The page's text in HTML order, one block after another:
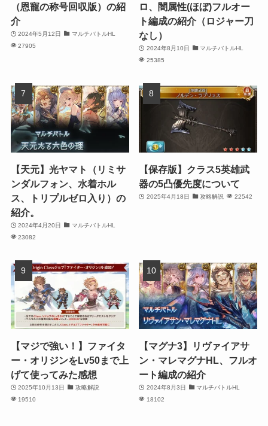
（恩寵の称号回収版）の紹
介
2024年5月12日
マルチバトルHL
27905
ロ、闇属性(ほぼ)フルオー
ト編成の紹介（ロジャー刀
なし）
2024年8月10日
マルチバトルHL
25385
【天元】光ヤマト（リミサ
ンダルフォン、水着ホル
ス、トリプルゼロ入り）の
紹介。
2024年4月20日
マルチバトルHL
23082
【保存版】クラス5英雄武
器の5凸優先度について
2025年4月18日 攻略解説 22542
【マジで強い！】ファイタ
ー・オリジンをLv50まで上
げて使ってみた感想
2025年10月13日
攻略解説
19510
【マグナ3】リヴァイアサ
ン・マレマグナHL、フルオ
ート編成の紹介
2024年8月3日
マルチバトルHL
18102